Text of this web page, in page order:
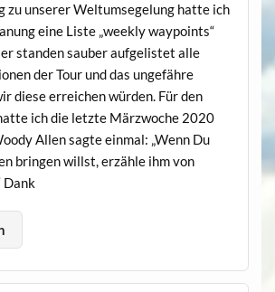
zu unserer Weltumsegelung hatte ich
eine Liste „weekly waypoints“
standen sauber aufgelistet alle
der Tour und das ungefähre
diese erreichen würden. Für den
ich die letzte Märzwoche 2020
Allen sagte einmal: „Wenn Du
bringen willst, erzähle ihm von
Dank